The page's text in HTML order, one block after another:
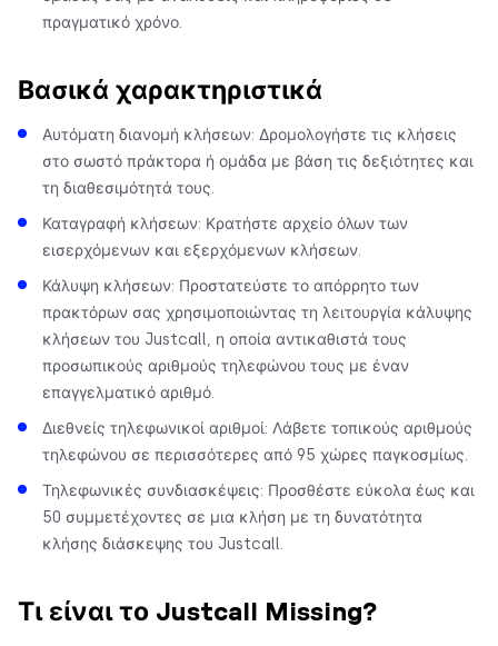
πραγματικό χρόνο.
Βασικά χαρακτηριστικά
Αυτόματη διανομή κλήσεων: Δρομολογήστε τις κλήσεις
στο σωστό πράκτορα ή ομάδα με βάση τις δεξιότητες και
τη διαθεσιμότητά τους.
Καταγραφή κλήσεων: Κρατήστε αρχείο όλων των
εισερχόμενων και εξερχόμενων κλήσεων.
Κάλυψη κλήσεων: Προστατεύστε το απόρρητο των
πρακτόρων σας χρησιμοποιώντας τη λειτουργία κάλυψης
κλήσεων του Justcall, η οποία αντικαθιστά τους
προσωπικούς αριθμούς τηλεφώνου τους με έναν
επαγγελματικό αριθμό.
Διεθνείς τηλεφωνικοί αριθμοί: Λάβετε τοπικούς αριθμούς
τηλεφώνου σε περισσότερες από 95 χώρες παγκοσμίως.
Τηλεφωνικές συνδιασκέψεις: Προσθέστε εύκολα έως και
50 συμμετέχοντες σε μια κλήση με τη δυνατότητα
κλήσης διάσκεψης του Justcall.
Τι είναι το Justcall Missing?